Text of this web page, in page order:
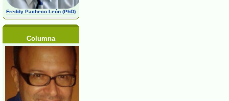
Freddy Pacheco León (PhD)
Columna